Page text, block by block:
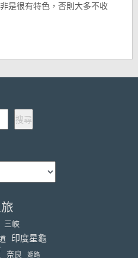
是很有特色，否則大多不收
搜尋
三峽
印度星龜
奈良 姬路